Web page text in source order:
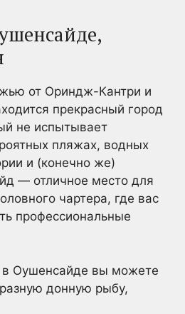
от Ориндж-Кантри и
прекрасный город
не испытывает
пляжах, водных
и (конечно же)
— отличное место для
чартера, где вас
профессиональные
Оушенсайде вы можете
донную рыбу,